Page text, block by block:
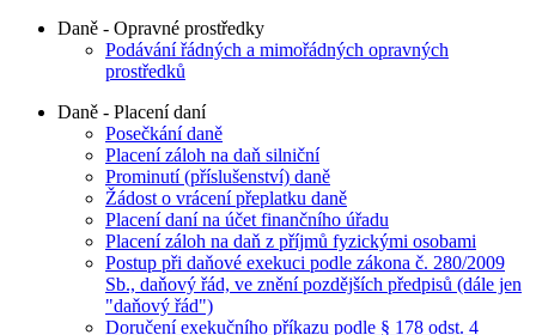
Daně - Opravné prostředky
Podávání řádných a mimořádných opravných
prostředků
Daně - Placení daní
Posečkání daně
Placení záloh na daň silniční
Prominutí (příslušenství) daně
Žádost o vrácení přeplatku daně
Placení daní na účet finančního úřadu
Placení záloh na daň z příjmů fyzickými osobami
Postup při daňové exekuci podle zákona č. 280/2009
Sb., daňový řád, ve znění pozdějších předpisů (dále jen
"daňový řád")
Doručení exekučního příkazu podle § 178 odst. 4